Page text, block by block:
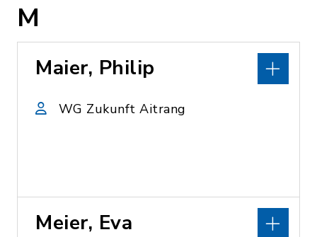
M
Maier, Philip
WG Zukunft Aitrang
Meier, Eva